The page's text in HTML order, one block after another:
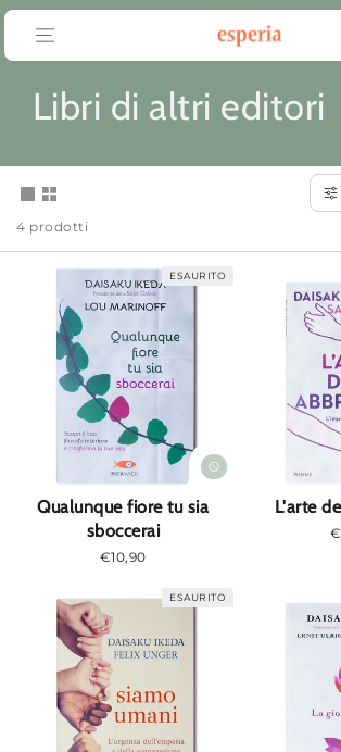
contenuto
C
l
l
e
Libri di altri editori
4 prodotti
ESAURITO
Qualunque fiore tu sia
sboccerai
Prezzo
€10,90
L'arte
ESAURITO